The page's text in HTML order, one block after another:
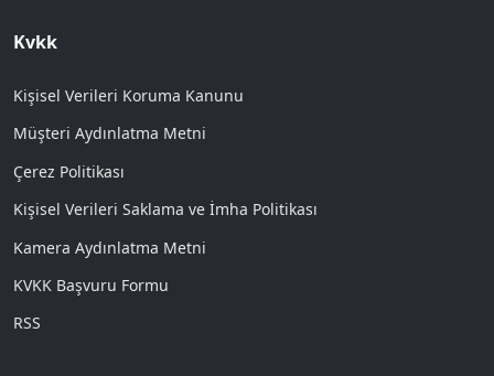
Kvkk
Kişisel Verileri Koruma Kanunu
Müşteri Aydınlatma Metni
Çerez Politikası
Kişisel Verileri Saklama ve İmha Politikası
Kamera Aydınlatma Metni
KVKK Başvuru Formu
RSS